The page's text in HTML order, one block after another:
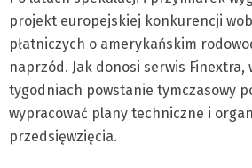
projekt europejskiej konkurencji
płatniczych o amerykańskim
naprzód. Jak donosi serwis Finextra,
tygodniach powstanie tymczasowy
wypracować plany techniczne i
przedsięwzięcia.